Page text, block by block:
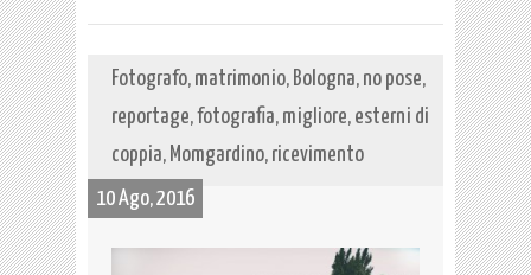
Fotografo, matrimonio, Bologna, no pose,
reportage, fotografia, migliore, esterni di
coppia, Momgardino, ricevimento
10 Ago, 2016